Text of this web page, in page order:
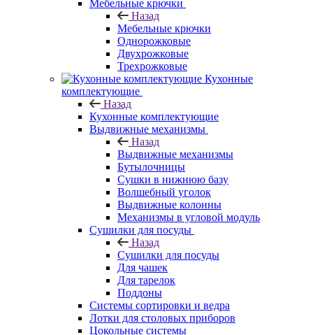
Мебельные крючки
Назад
Мебельные крючки
Однорожковые
Двухрожковые
Трехрожковые
Кухонные
комплектующие
Назад
Кухонные комплектующие
Выдвижные механизмы
Назад
Выдвижные механизмы
Бутылочницы
Сушки в нижнюю базу
Волшебный уголок
Выдвижные колонны
Механизмы в угловой модуль
Сушилки для посуды
Назад
Сушилки для посуды
Для чашек
Для тарелок
Поддоны
Системы сортировки и ведра
Лотки для столовых приборов
Цокольные системы